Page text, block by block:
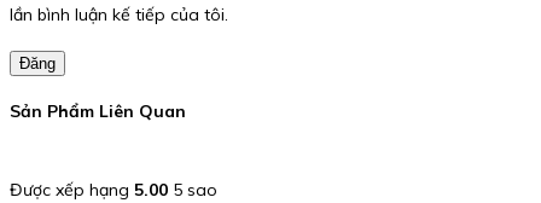
lần bình luận kế tiếp của tôi.
Đăng
Sản Phẩm Liên Quan
Được xếp hạng 5.00 5 sao